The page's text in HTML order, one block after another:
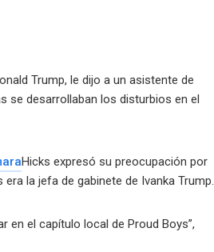
Trump, le dijo a un asistente de
se desarrollaban los disturbios en el
Hicks expresó su preocupación por
la jefa de gabinete de Ivanka Trump.
en el capítulo local de Proud Boys”,